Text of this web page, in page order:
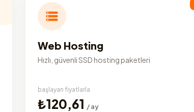
Web Hosting
Hızlı, güvenli SSD hosting paketleri
başlayan fiyatlarla
₺120,61 / ay